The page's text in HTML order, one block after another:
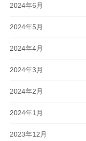
2024年6月
2024年5月
2024年4月
2024年3月
2024年2月
2024年1月
2023年12月